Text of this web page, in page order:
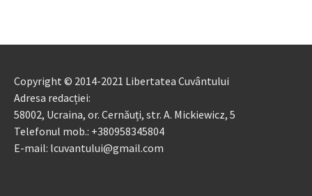
Copyright © 2014-2021 Libertatea Cuvântului
Adresa redacției:
58002, Ucraina, or. Cernăuți, str. A. Mickiewicz, 5
Telefonul mob.: +380958345804
E-mail: lcuvantului@gmail.com